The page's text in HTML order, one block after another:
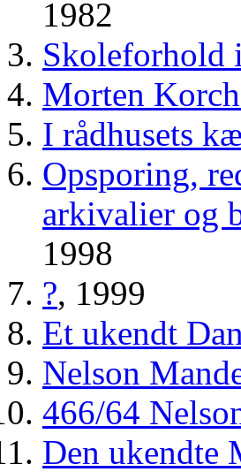
1982
Skoleforhold
Morten
I rådhusets
Opsporing,
arkivalier og
1998
?, 1999
Et ukendt
Nelson
466/64
Den ukendte